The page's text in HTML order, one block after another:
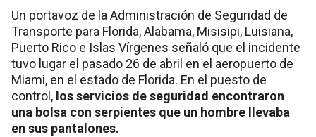
Un portavoz de la Administración de Seguridad de
Transporte para Florida, Alabama, Misisipi, Luisiana,
Puerto Rico e Islas Vírgenes señaló que el incidente
tuvo lugar el pasado 26 de abril en el aeropuerto de
Miami, en el estado de Florida. En el puesto de
control, los servicios de seguridad encontraron
una bolsa con serpientes que un hombre llevaba
en sus pantalones.